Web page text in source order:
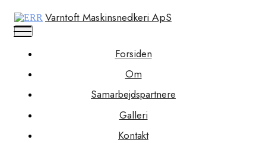
Varntoft Maskinsnedkeri ApS
Forsiden
Om
Samarbejdspartnere
Galleri
Kontakt
Kontakt